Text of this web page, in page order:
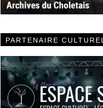
PARTENAIRE CULTUREL